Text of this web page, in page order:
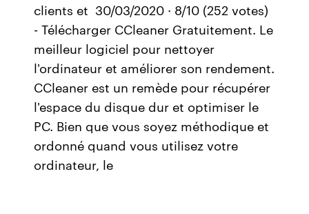
clients et 30/03/2020 · 8/10 (252 votes)
- Télécharger CCleaner Gratuitement. Le
meilleur logiciel pour nettoyer
l'ordinateur et améliorer son rendement.
CCleaner est un remède pour récupérer
l'espace du disque dur et optimiser le
PC. Bien que vous soyez méthodique et
ordonné quand vous utilisez votre
ordinateur, le